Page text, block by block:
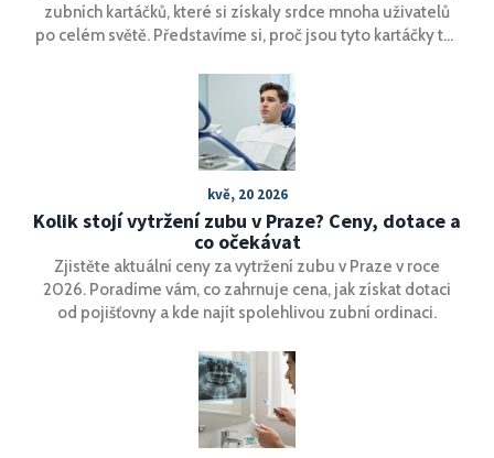
zubních kartáčků, které si získaly srdce mnoha uživatelů
po celém světě. Představíme si, proč jsou tyto kartáčky tak
a jak správně vybrat a používat Curaprox kartáček pro
maximální účinek na ústní hygienu. Budete se moci
dozvědět o vědeckém výzkumu za technologiemi, které
Curaprox používá, a také získáte tipy, jak si udržet zdravé
zuby a dásně s pomocí těchto revolučních kartáčků.
kvě, 20 2026
Kolik stojí vytržení zubu v Praze? Ceny, dotace a
co očekávat
Zjistěte aktuální ceny za vytržení zubu v Praze v roce
2026. Poradíme vám, co zahrnuje cena, jak získat dotaci
od pojišťovny a kde najít spolehlivou zubní ordinaci.